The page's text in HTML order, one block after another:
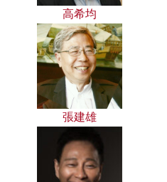
高希均
張建雄